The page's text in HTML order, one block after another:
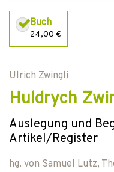
Buch
24,00 €
Ulrich Zwingli
Huldrych
Auslegung und
Artikel/Register
hg. von Samuel Lutz,